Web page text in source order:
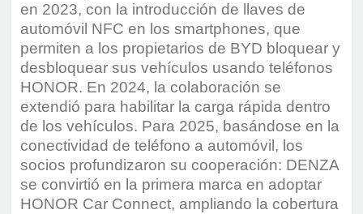
en 2023, con la introducción de llaves de
automóvil NFC en los smartphones, que
permiten a los propietarios de BYD bloquear y
desbloquear sus vehículos usando teléfonos
HONOR. En 2024, la colaboración se
extendió para habilitar la carga rápida dentro
de los vehículos. Para 2025, basándose en la
conectividad de teléfono a automóvil, los
socios profundizaron su cooperación: DENZA
se convirtió en la primera marca en adoptar
HONOR Car Connect, ampliando la cobertura